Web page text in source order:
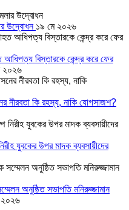
উদ্বোধন ১৯ মে ২০২৬
বিস্তারকে কেন্দ্র করে ফের
২০২৬
নীরবতা কি রহস্য, নাকি যোগসাজশ?
যুবকের উপর মাদক ব্যবসায়ীদের
অনুষ্ঠিত সভাপতি মনিরুজ্জামান
২০২৬